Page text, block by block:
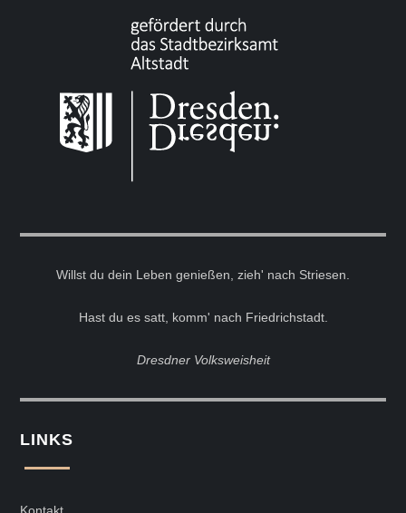
Willst du dein Leben genießen, zieh' nach Striesen.
Hast du es satt, komm' nach Friedrichstadt.
Dresdner Volksweisheit
LINKS